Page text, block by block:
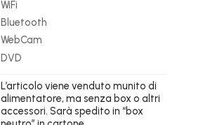
WiFi
Bluetooth
WebCam
DVD
L’articolo viene venduto munito di
alimentatore, ma senza box o altri
accessori. Sarà spedito in “box